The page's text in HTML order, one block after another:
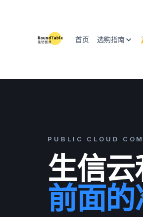
首页 选购指南
购买前问题
公有云对比
为什么上云
PUBLIC CLOUD
生信云
前面